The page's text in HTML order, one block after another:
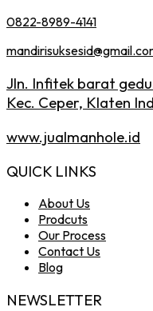
0822-8989-4141
Jln. Infitek barat
Kec. Ceper, Klaten
www.jualmanhole.id
QUICK LINKS
About Us
Prodcuts
Our Process
Contact Us
Blog
NEWSLETTER